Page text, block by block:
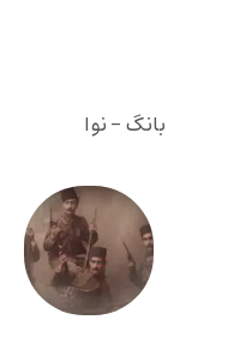
بانگ - نوا